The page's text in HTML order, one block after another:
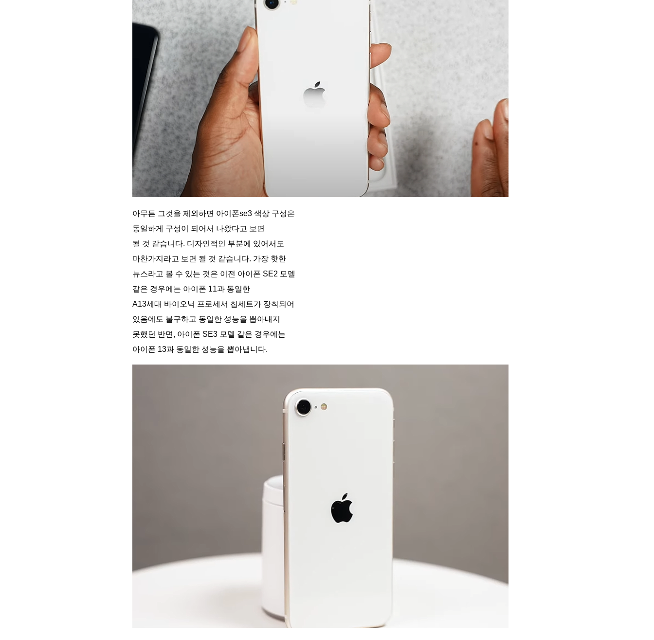
아무튼 그것을 제외하면 아이폰se3 색상 구성은
동일하게 구성이 되어서 나왔다고 보면
될 것 같습니다. 디자인적인 부분에 있어서도
마찬가지라고 보면 될 것 같습니다. 가장 핫한
뉴스라고 볼 수 있는 것은 이전 아이폰 SE2 모델
같은 경우에는 아이폰 11과 동일한
A13세대 바이오닉 프로세서 칩세트가 장착되어
있음에도 불구하고 동일한 성능을 뽑아내지
못했던 반면, 아이폰 SE3 모델 같은 경우에는
아이폰 13과 동일한 성능을 뽑아냅니다.